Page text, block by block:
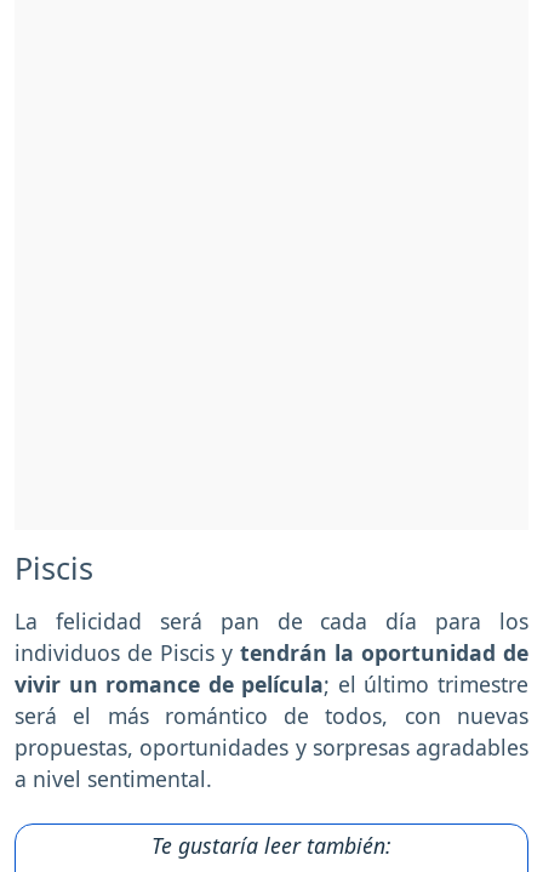
Piscis
La felicidad será pan de cada día para los
individuos de Piscis y tendrán la oportunidad de
vivir un romance de película; el último trimestre
será el más romántico de todos, con nuevas
propuestas, oportunidades y sorpresas agradables
a nivel sentimental.
Te gustaría leer también: